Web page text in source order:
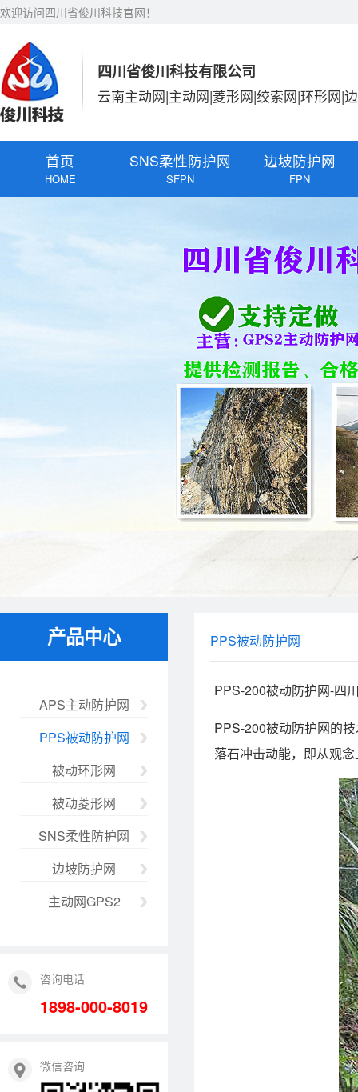
欢迎访问四川省俊川科技官网！
四川省俊川科技有限公司
云南主动网|主动网|菱形网|绞索网|环形网|
首页
HOME
SNS柔性防护网
SFPN
边坡防护网
FPN
产品中心
APS主动防护网
PPS被动防护网
被动环形网
被动菱形网
SNS柔性防护网
边坡防护网
主动网GPS2
咨询电话
1898-000-8019
微信咨询
PPS被动防护网
PPS-200被动防护网-四
PPS-200被动防护网的
落石冲击动能，即从观